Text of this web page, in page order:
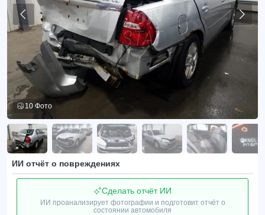
10 Фото
ИИ отчёт о повреждениях
Сделать отчёт ИИ
ИИ проанализирует фотографии и подготовит отчёт о
состоянии автомобиля